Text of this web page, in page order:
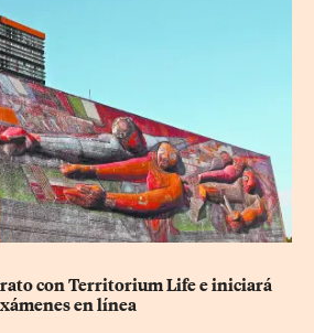
con Territorium Life e iniciará
en línea